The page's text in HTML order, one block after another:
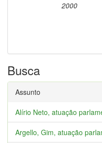
2000
Busca
Assunto
Alírio Neto, atuação
Argello, Gim, atuação